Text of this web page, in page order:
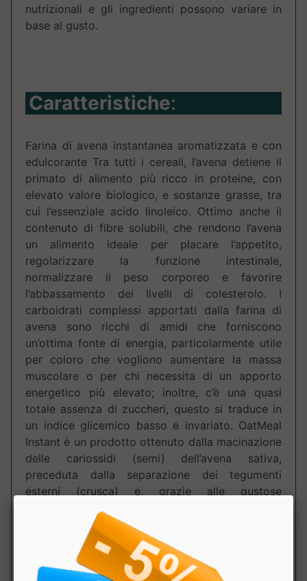
nutrizionali e gli ingredienti possono variare in
base al gusto.
Caratteristiche:
Farina di avena instantanea aromatizzata e con
edulcorante Tra tutti i cereali, l’avena detiene il
primato di alimento più ricco in proteine, con
elevato valore biologico, e sostanze grasse, tra
cui l’essenziale acido linoleico. Ottimo anche il
contenuto di fibre solubili, che rendono l’avena
un alimento ideale per placare l’appetito,
regolarizzare la funzione intestinale,
normalizzare il peso corporeo e favorire
l’abbassamento dei livelli di colesterolo. I
carboidrati complessi apportati dalla farina di
avena sono ricchi di amidi che forniscono
un’ottima fonte di energia, particolarmente utile
per coloro che vogliono aumentare la massa
muscolare o per chi necessita di un apporto
energetico più elevato; inoltre, c’è una quasi
totale assenza di zuccheri, questo si traduce in
un indice glicemico basso e invariato. OatMeal
Instant è un prodotto ottenuto dalla macinazione
delle cariossidi (semi) dell’avena sativa,
preceduta dalla separazione dei tegumenti
esterni (crusca) e, grazie alle gustose
completare i vostri frullati, preparare pancake,
dessert, dolci da forno e sperimentare tante
nuove ricette. Modalità d'uso: Mescolare la
quantità desiderata di prodotto con acqua o